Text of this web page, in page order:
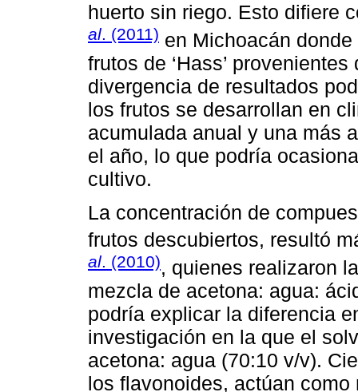
huerto sin riego. Esto difiere
al. (2011) en Michoacán
frutos de ‘Hass’
divergencia de resultados
los frutos se desarrollan en
acumulada anual y una más
el año, lo que podría
cultivo.
La concentración de
frutos descubiertos, resultó
al. (2010), quienes realizaron
mezcla de acetona: agua:
podría explicar la diferencia
investigación en la que el
acetona: agua (70:10 v/v).
los flavonoides, actúan